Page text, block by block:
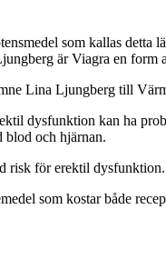
som kallas
är Viagra en
Lina Ljungberg till
dysfunktion kan ha
blod och hjärnan.
risk för erektil dysfunktion.
som kostar både